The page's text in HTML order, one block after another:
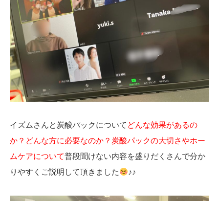
イズムさんと炭酸パックについて どんな効果があるの
か？どんな方に必要なのか？炭酸パックの大切さやホー
ムケアについて普段聞けない内容を盛りだくさんで分か
りやすくご説明して頂きました
♪♪